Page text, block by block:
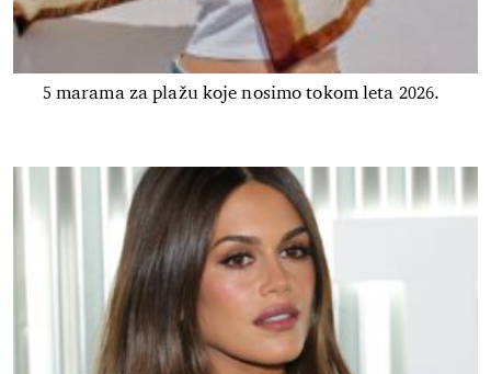
5 marama za plažu koje nosimo tokom leta 2026.